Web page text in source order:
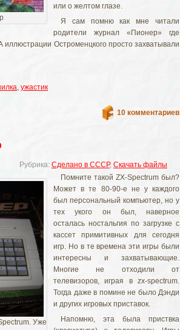
или о желтом глазе.
Я сам помню как мне читали
родители журнал «Пионер» где
иллюстрации Остроменцкого просто захватывали
, ужастик
10 комментариев
Рубрика: Сделано в СССР, Скачать файлы
Уже
Помните такой ZX-Spectrum был?
Может в те 80-90-е не у каждого
был персональный компьютер, но у
тех укого он был, наверное
осталась ностальгия по загрузке с
кассет примитивных для сегодня
игр. Но в те времена эти игры были
интересны и захватывающие.
Многие не отходили от
телевизоров, играя в zx-spectrum.
Тогда даже в помине не было Дэнди
и других игровых приставок.
Напомню, эта была приствка